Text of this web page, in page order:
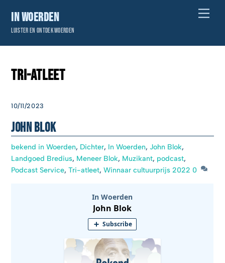
content
In Woerden
Luister en ontdek Woerden
Tri-atleet
10/11/2023
John Blok
bekend in Woerden, Dichter, In Woerden, John Blok,
Landgoed Bredius, Meneer Blok, Muzikant, podcast,
Podcast Service,Tri-atleet,Winnaar cultuurprijs 2022 0